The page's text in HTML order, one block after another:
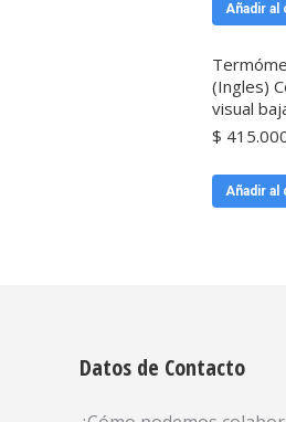
Añadir al
(Ingles)
visual
$
Añadir al
Datos de Contacto